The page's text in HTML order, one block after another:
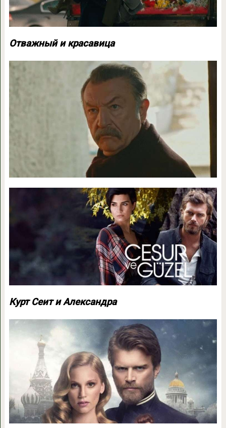
Отважный и красавица
Курт Сеит и Александра